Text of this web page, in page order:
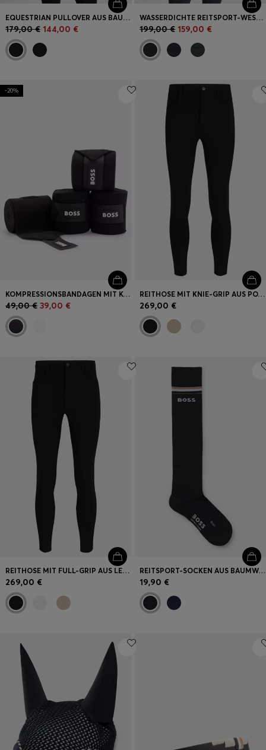
EQUESTRIAN PULLOVER AUS BAUMWOLLE MIT POLOKRAGEN
179,00 € 144,00 €
WASSERDICHTE REITSPORT-WESTE MIT VERTIKALEM LOGO-PRINT
199,00 € 159,00 €
-20%
KOMPRESSIONSBANDAGEN MIT KONTRASTFARBENEM BRANDING UND RIPTAPE-VERSCHLUSS
49,00 € 39,00 €
REITHOSE MIT KNIE-GRIP AUS POWER-STRETCH-MATERIAL
269,00 €
REITHOSE MIT FULL-GRIP AUS LEISTUNGSSTARKEM SPORT-GEWEBE
269,00 €
REITSPORT-SOCKEN AUS BAUMWOLL-MIX MIT LOGO
19,90 €